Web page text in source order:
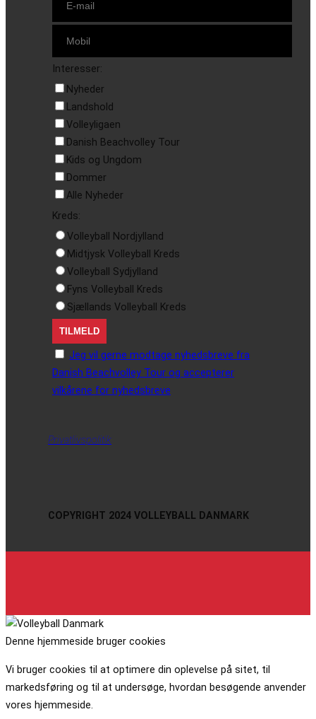
Interesser:
Nyheder
Landshold
Volleyligaen
Danish Beachvolley Tour
Kids og Ungdom
Dommer
Alle Nyheder
Kreds:
Volleyball Nordjylland
Midtjysk Volleyball Kreds
Volleyball Sydjylland
Fyns Volleyball Kreds
Sjællands Volleyball Kreds
Jeg vil gerne modtage nyhedsbreve fra
Danish Beachvolley Tour og accepterer
vilkårene for nyhedsbreve
Privatlivspolitik
COPYRIGHT 2024 VOLLEYBALL DANMARK
Denne hjemmeside bruger cookies
Vi bruger cookies til at optimere din oplevelse på sitet, til
markedsføring og til at undersøge, hvordan besøgende anvender
vores hjemmeside.